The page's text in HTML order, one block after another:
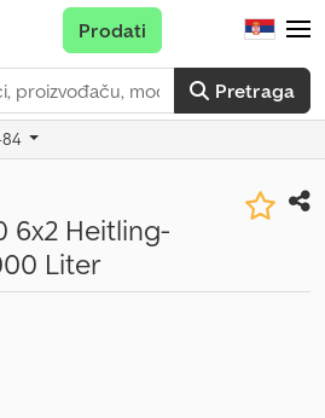
Pretraga
Prodati
84
6x2 Heitling-
Liter